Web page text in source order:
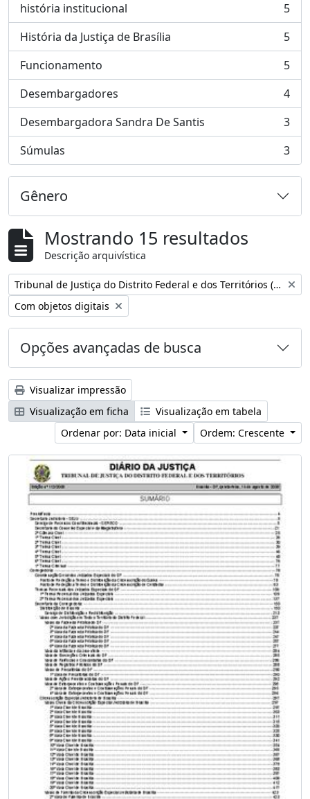
história institucional
, 5 resultados
5
História da Justiça de Brasília
, 5 resultados
5
Funcionamento
, 5 resultados
5
Desembargadores
, 4 resultados
4
Desembargadora Sandra De Santis
, 3 resultados
3
Súmulas
, 3 resultados 3
Gênero
Mostrando 15 resultados
Descrição arquivística
Remover filtro:
Tribunal de Justiça do Distrito Federal e dos Territórios (Brasil)
Remover filtro:
Com objetos digitais
Opções avançadas de busca
Visualizar impressão
Visualização em ficha
Visualização em tabela
Ordenar por: Data inicial
Ordem: Crescente